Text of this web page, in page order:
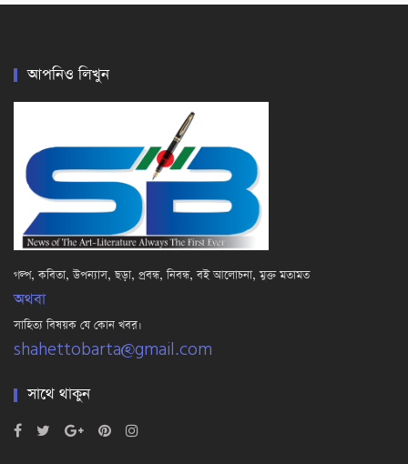
আপনিও লিখুন
গল্প, কবিতা, উপন্যাস, ছড়া, প্রবন্ধ, নিবন্ধ, বই আলোচনা, মুক্ত মতামত
অথবা
সাহিত্য বিষয়ক যে কোন খবর।
shahettobarta@gmail.com
সাথে থাকুন